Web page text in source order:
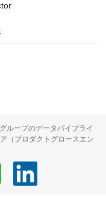
ループのデータパイプライ
（プロダクトグロースエン